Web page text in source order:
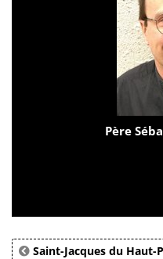
Père
Saint-Jacques du Haut-